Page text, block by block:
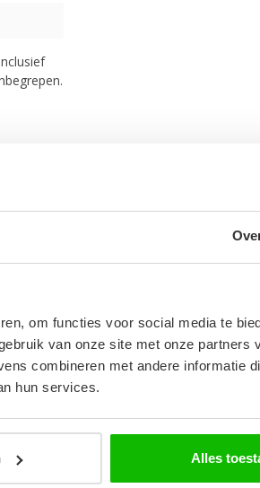
om functies voor social media te
van onze site met onze partners
combineren met andere informatie
hun services.
Alles
niet